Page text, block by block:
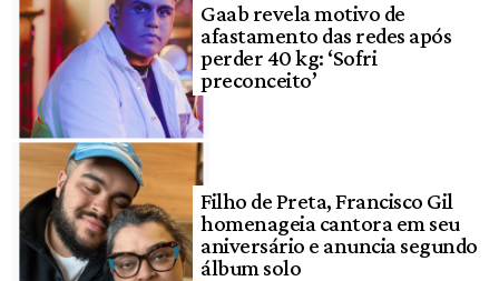
Gaab revela motivo de
afastamento das redes após
perder 40 kg: ‘Sofri
preconceito’
Filho de Preta, Francisco Gil
homenageia cantora em seu
aniversário e anuncia segundo
álbum solo